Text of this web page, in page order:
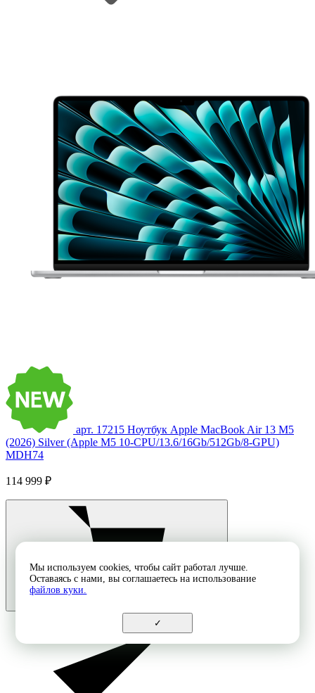
арт. 17215 Ноутбук Apple MacBook Air 13 M5
(2026) Silver (Apple M5 10-CPU/13.6/16Gb/512Gb/8-GPU)
MDH74
114 999 ₽
Мы используем cookies, чтобы сайт работал лучше.
Оставаясь с нами, вы соглашаетесь на использование
файлов куки.
✓